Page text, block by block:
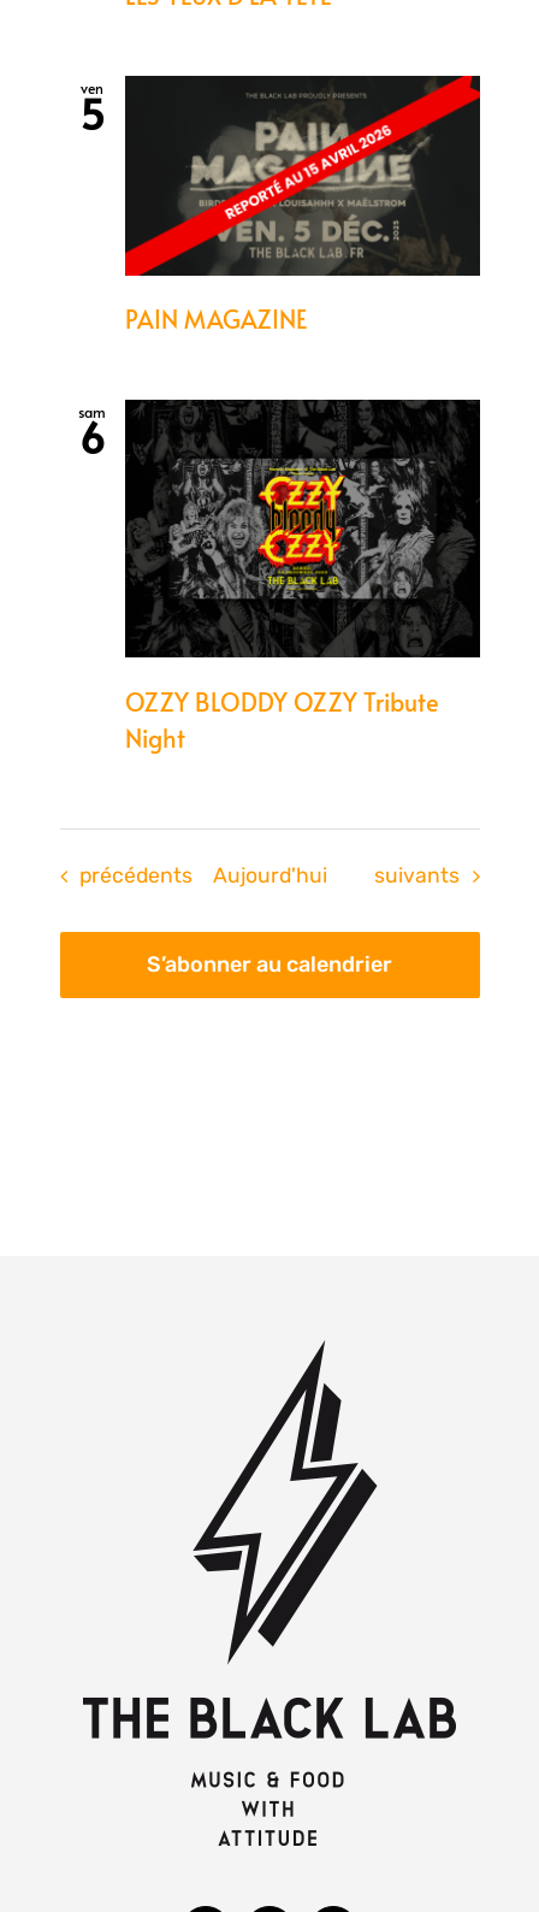
ven
5
PAIN MAGAZINE
sam
6
OZZY BLODDY OZZY Tribute
Night
Évènements
précédents Aujourd'hui Évènements
suivants
S’abonner au calendrier